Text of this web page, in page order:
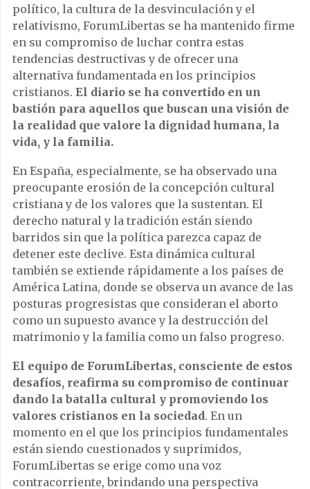
político, la cultura de la desvinculación y el
relativismo, ForumLibertas se ha mantenido firme
en su compromiso de luchar contra estas
tendencias destructivas y de ofrecer una
alternativa fundamentada en los principios
cristianos. El diario se ha convertido en un
bastión para aquellos que buscan una visión de
la realidad que valore la dignidad humana, la
vida, y la familia.
En España, especialmente, se ha observado una
preocupante erosión de la concepción cultural
cristiana y de los valores que la sustentan. El
derecho natural y la tradición están siendo
barridos sin que la política parezca capaz de
detener este declive. Esta dinámica cultural
también se extiende rápidamente a los países de
América Latina, donde se observa un avance de las
posturas progresistas que consideran el aborto
como un supuesto avance y la destrucción del
matrimonio y la familia como un falso progreso.
El equipo de ForumLibertas, consciente de estos
desafíos, reafirma su compromiso de continuar
dando la batalla cultural y promoviendo los
valores cristianos en la sociedad. En un
momento en el que los principios fundamentales
están siendo cuestionados y suprimidos,
ForumLibertas se erige como una voz
contracorriente, brindando una perspectiva